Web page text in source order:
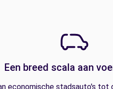
Een breed scala aan
economische stadsauto's tot